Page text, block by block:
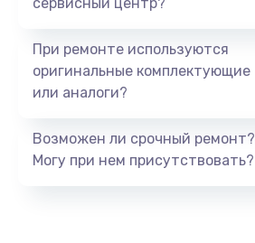
При ремонте используются
оригинальные комплектующие
или аналоги?
Возможен ли срочный ремонт?
Могу при нем присутствовать?